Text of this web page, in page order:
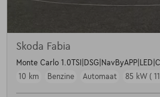
Skoda Fabia
Monte Carlo
10 km
Benzine Automaat 85 kW (